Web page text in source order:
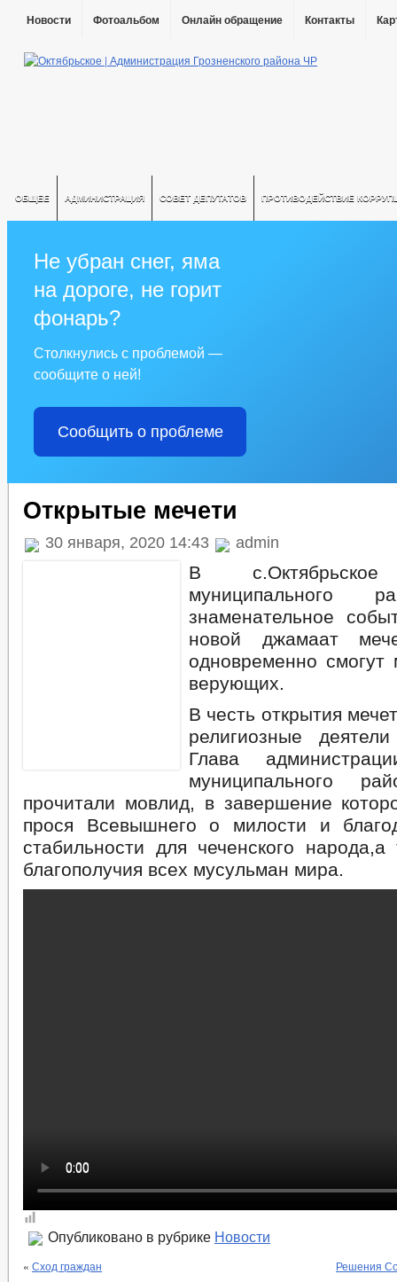
Новости Фотоальбом Онлайн обращение Контакты
ОБЩЕЕ АДМИНИСТРАЦИЯ СОВЕТ ДЕПУТАТОВ ПРОТИВОДЕЙСТВИЕ
Не убран снег, яма
на дороге, не горит
фонарь?
Столкнулись с проблемой —
сообщите о ней!
Сообщить о проблеме
Открытые мечети
30 января, 2020 14:43 admin
В с.Октябрьское
муниципального
знаменательное
новой джамаат
одновременно смогут
верующих.
В честь открытия
религиозные
Глава
муниципального
прочитали мовлид, в завершение
прося Всевышнего о милости и
стабильности для чеченского
благополучия всех мусульман мира.
Опубликовано в рубрике Новости
« Сход граждан Решения